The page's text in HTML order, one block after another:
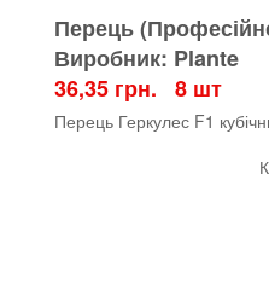
Перець
Виробник: Plante
36,35 грн. 8 шт
Перець Геркулес F1